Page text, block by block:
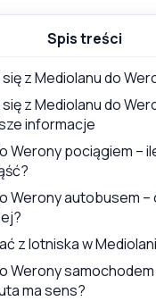
Spis treści
z Mediolanu do
z Mediolanu do
informacje
Werony pociągiem –
Werony autobusem –
z lotniska w
Werony
ma sens?